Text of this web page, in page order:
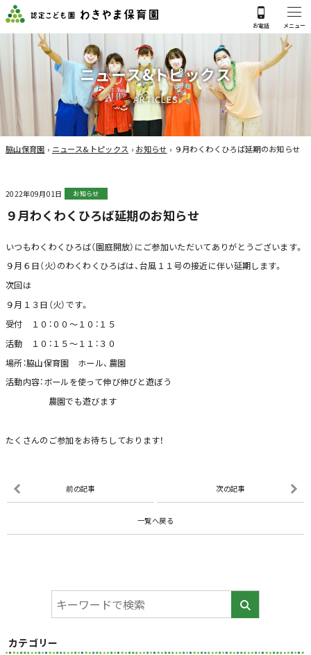
ニュース&トピックス
ARTICLES
脇山保育園 › ニュース&トピックス › お知らせ › ９月わくわくひろば延期のお知らせ
2022年09月01日 お知らせ
９月わくわくひろば延期のお知らせ
いつもわくわくひろば（園庭開放）にご参加いただいてありがとうございます。
９月６日（火）のわくわくひろばは、台風１１号の接近に伴い延期します。
次回は
９月１３日（火）です。
受付 １０：００～１０：１５
活動 １０：１５～１１：３０
場所：脇山保育園 ホール、農園
活動内容：ボールを使って伸び伸びと遊ぼう
農園でも遊びます
たくさんのご参加をお待ちしております！
前の記事 次の記事
一覧へ戻る
カテゴリー